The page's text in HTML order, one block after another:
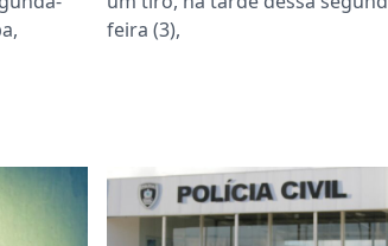
feira (3),